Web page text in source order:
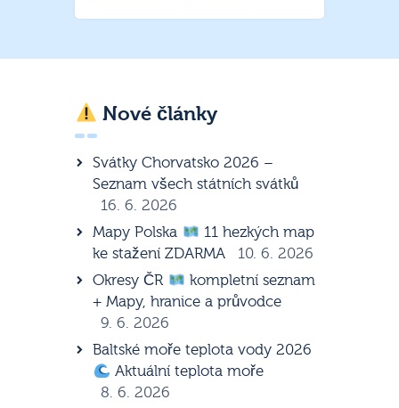
Nové články
Svátky Chorvatsko 2026 –
Seznam všech státních svátků
16. 6. 2026
Mapy Polska
11 hezkých map
ke stažení ZDARMA
10. 6. 2026
Okresy ČR
kompletní seznam
+ Mapy, hranice a průvodce
9. 6. 2026
Baltské moře teplota vody 2026
Aktuální teplota moře
8. 6. 2026